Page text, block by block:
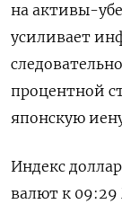
на активы-
‌усиливает
процентной
японскую
Индекс
валют к 09:29